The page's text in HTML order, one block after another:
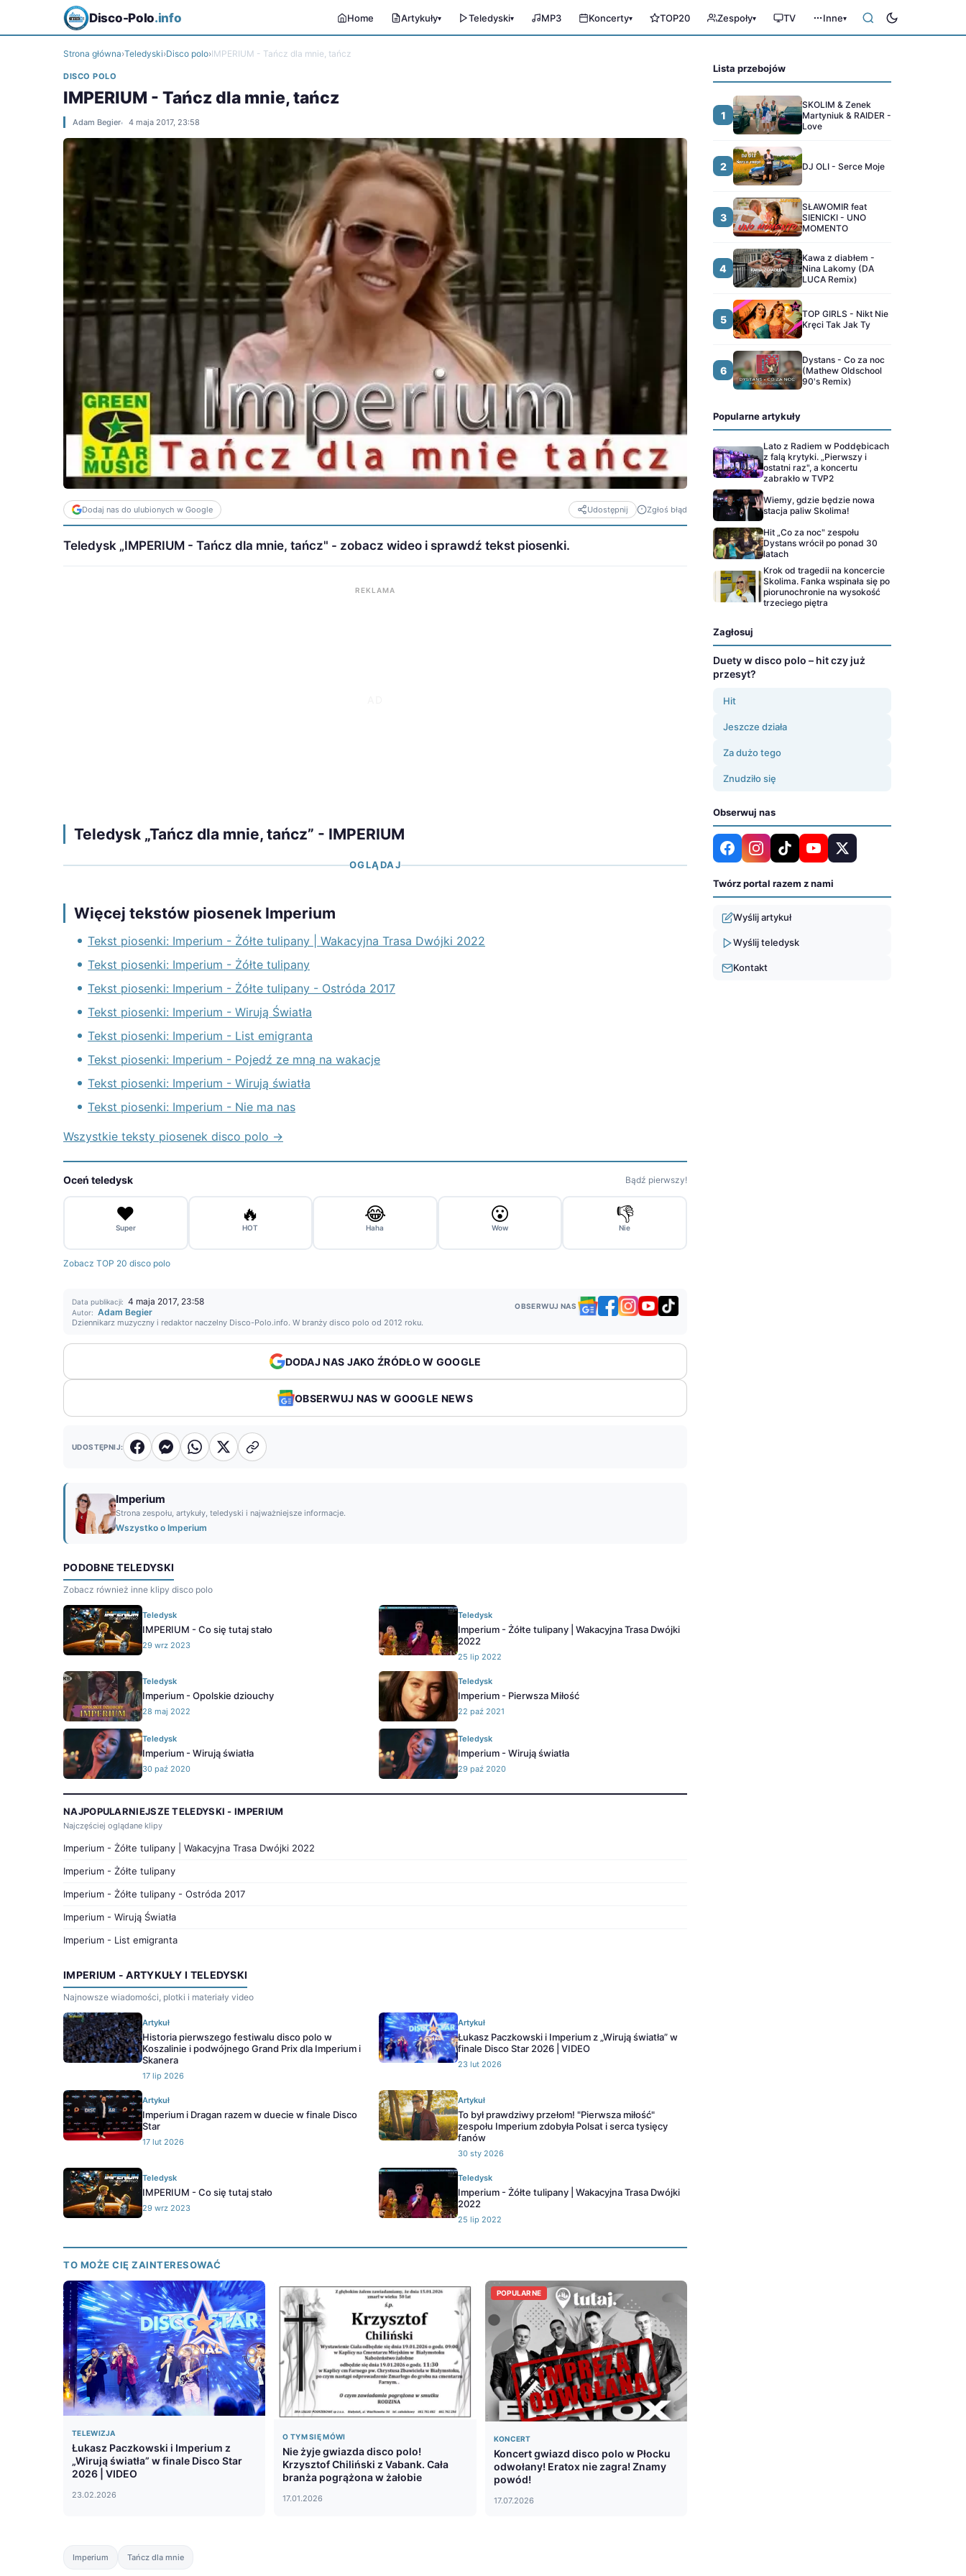
Disco-Polo.info Home Artykuły▾ Teledyski▾ MP3 Koncerty▾ TOP20 Zespoły▾ TV Inne▾
Strona główna›Teledyski›Disco polo›IMPERIUM - Tańcz dla mnie, tańcz
DISCO POLO
IMPERIUM - Tańcz dla mnie, tańcz
Adam Begier 4 maja 2017, 23:58
Dodaj nas do ulubionych w Google Udostępnij Zgłoś błąd
Teledysk „IMPERIUM - Tańcz dla mnie, tańcz" - zobacz wideo i sprawdź tekst piosenki.
REKLAMA
Teledysk „Tańcz dla mnie, tańcz” - IMPERIUM
OGLĄDAJ
Więcej tekstów piosenek Imperium
Tekst piosenki: Imperium - Żółte tulipany | Wakacyjna Trasa Dwójki 2022
Tekst piosenki: Imperium - Żółte tulipany
Tekst piosenki: Imperium - Żółte tulipany - Ostróda 2017
Tekst piosenki: Imperium - Wirują Światła
Tekst piosenki: Imperium - List emigranta
Tekst piosenki: Imperium - Pojedź ze mną na wakacje
Tekst piosenki: Imperium - Wirują światła
Tekst piosenki: Imperium - Nie ma nas
Wszystkie teksty piosenek disco polo →
Oceń teledysk Bądź pierwszy!
❤️
Super
🔥
HOT
😂
Haha
😮
Wow
👎
Nie
Zobacz TOP 20 disco polo
Data publikacji: 4 maja 2017, 23:58
Autor: Adam Begier
Dziennikarz muzyczny i redaktor naczelny Disco-Polo.info. W branży disco polo od 2012 roku.
OBSERWUJ NAS
DODAJ NAS JAKO ŹRÓDŁO W GOOGLE
OBSERWUJ NAS W GOOGLE NEWS
UDOSTĘPNIJ:
Imperium
Strona zespołu, artykuły, teledyski i najważniejsze informacje.
Wszystko o Imperium
PODOBNE TELEDYSKI
Zobacz również inne klipy disco polo
Teledysk
IMPERIUM - Co się tutaj stało
29 wrz 2023
Teledysk
Imperium - Żółte tulipany | Wakacyjna Trasa Dwójki
2022
25 lip 2022
Teledysk
Imperium - Opolskie dziouchy
28 maj 2022
Teledysk
Imperium - Pierwsza Miłość
22 paź 2021
Teledysk
Imperium - Wirują światła
30 paź 2020
Teledysk
Imperium - Wirują światła
29 paź 2020
NAJPOPULARNIEJSZE TELEDYSKI - IMPERIUM
Najczęściej oglądane klipy
Imperium - Żółte tulipany | Wakacyjna Trasa Dwójki 2022
Imperium - Żółte tulipany
Imperium - Żółte tulipany - Ostróda 2017
Imperium - Wirują Światła
Imperium - List emigranta
IMPERIUM - ARTYKUŁY I TELEDYSKI
Najnowsze wiadomości, plotki i materiały video
Artykuł
Historia pierwszego festiwalu disco polo w
Koszalinie i podwójnego Grand Prix dla Imperium i
Skanera
17 lip 2026
Artykuł
Łukasz Paczkowski i Imperium z „Wirują światła” w
finale Disco Star 2026 | VIDEO
23 lut 2026
Artykuł
Imperium i Dragan razem w duecie w finale Disco
Star
17 lut 2026
Artykuł
To był prawdziwy przełom! "Pierwsza miłość"
zespołu Imperium zdobyła Polsat i serca tysięcy
fanów
30 sty 2026
Teledysk
IMPERIUM - Co się tutaj stało
29 wrz 2023
Teledysk
Imperium - Żółte tulipany | Wakacyjna Trasa Dwójki
2022
25 lip 2022
TO MOŻE CIĘ ZAINTERESOWAĆ
TELEWIZJA
Łukasz Paczkowski i Imperium z
„Wirują światła” w finale Disco Star
2026 | VIDEO
23.02.2026
O TYM SIĘ MÓWI
Nie żyje gwiazda disco polo!
Krzysztof Chiliński z Vabank. Cała
branża pogrążona w żałobie
17.01.2026
POPULARNE
KONCERT
Koncert gwiazd disco polo w Płocku
odwołany! Eratox nie zagra! Znamy
powód!
17.07.2026
Imperium Tańcz dla mnie
Lista przebojów
1
SKOLIM & Zenek
Martyniuk & RAIDER -
Love
2 DJ OLI - Serce Moje
3
SŁAWOMIR feat
SIENICKI - UNO
MOMENTO
4
Kawa z diabłem -
Nina Lakomy (DA
LUCA Remix)
5
TOP GIRLS - Nikt Nie
Kręci Tak Jak Ty
6
Dystans - Co za noc
(Mathew Oldschool
90's Remix)
Popularne artykuły
Lato z Radiem w Poddębicach
z falą krytyki. „Pierwszy i
ostatni raz", a koncertu
zabrakło w TVP2
Wiemy, gdzie będzie nowa
stacja paliw Skolima!
Hit „Co za noc" zespołu
Dystans wrócił po ponad 30
latach
Krok od tragedii na koncercie
Skolima. Fanka wspinała się po
piorunochronie na wysokość
trzeciego piętra
Zagłosuj
Duety w disco polo – hit czy już
przesyt?
Hit
Jeszcze działa
Za dużo tego
Znudziło się
Obserwuj nas
Twórz portal razem z nami
Wyślij artykuł
Wyślij teledysk
Kontakt